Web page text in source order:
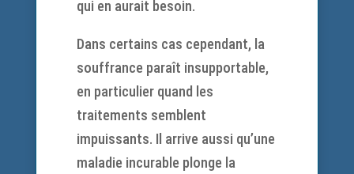
qui en aurait besoin.
Dans certains cas cependant, la
souffrance paraît insupportable,
en particulier quand les
traitements semblent
impuissants. Il arrive aussi qu’une
maladie incurable plonge la